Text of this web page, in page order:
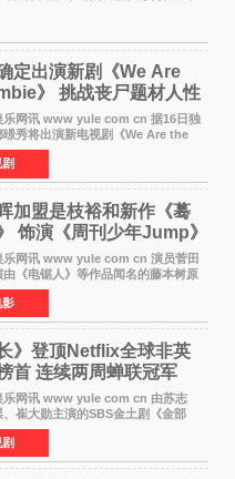
定出演新剧《We Are
》 挑战丧尸题材人性
讯 www yule com cn 据16日独
暻秀将出演新电视剧《We Are the
在剧中饰演主演金仁钟一角，挑战与
材截然不同的人性喜剧。 新剧
加盟是枝裕和新作《蓦
饰演《周刊少年Jump》
网讯 www yule com cn 演员菅田
由《电锯人》等作品闻名的藤本树原
电影《蓦然回首》（是枝裕和导
饰演的角色是初中时代两位主人公带
品前去
影
》登顶Netflix全球非英
首 连续两周蝉联冠军
网讯 www yule com cn 由苏志
、崔大勋主演的SBS金土剧《金部
全球，收获海内外观众热烈反
，据Netflix官方排行榜网站Tudum
，SBS金土剧《